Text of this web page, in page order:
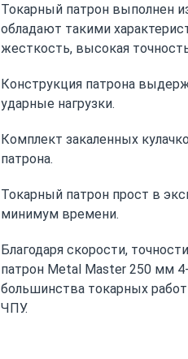
Токарный патрон выполнен
обладают такими
жесткость, высокая
Конструкция патрона
ударные нагрузки.
Комплект закаленных
патрона.
Токарный патрон прост в
минимум времени.
Благодаря скорости,
патрон Metal Master 250 мм
большинства токарных
ЧПУ.